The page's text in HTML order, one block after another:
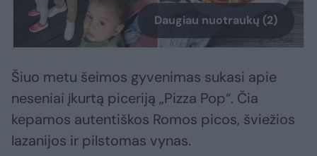
Daugiau nuotraukų (2)
Šiuo metu šeimos gyvenimas sukasi apie
neseniai įkurtą piceriją „Pizza Pop“. Čia
kepamos autentiškos Romos picos, šviežios
lazanijos ir pilstomas vynas.